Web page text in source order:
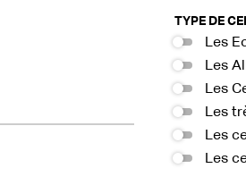
TYPE DE
Les
Les
Les
Les
Les
Les